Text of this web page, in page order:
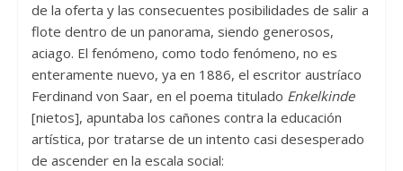
de la oferta y las consecuentes posibilidades de salir a
flote dentro de un panorama, siendo generosos,
aciago. El fenómeno, como todo fenómeno, no es
enteramente nuevo, ya en 1886, el escritor austríaco
Ferdinand von Saar, en el poema titulado Enkelkinde
[nietos], apuntaba los cañones contra la educación
artística, por tratarse de un intento casi desesperado
de ascender en la escala social: